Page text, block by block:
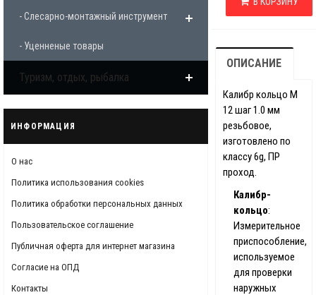
- Слесарно-монтажный инструмент
- Уценненые товары
Туризм, отдых, рыбалка
ИНФОРМАЦИЯ
О нас
Политика использования cookies
Политика обработки персональных данных
Пользовательское соглашение
Публичная оферта для интернет магазина
Согласие на ОПД
Контакты
ОПИСАНИЕ
Калибр кольцо М
12 шаг 1.0 мм
резьбовое,
изготовлено по
классу 6g, ПР
проход.
Калибр-
кольцо:
Измерительное
приспособление,
используемое
для проверки
наружных